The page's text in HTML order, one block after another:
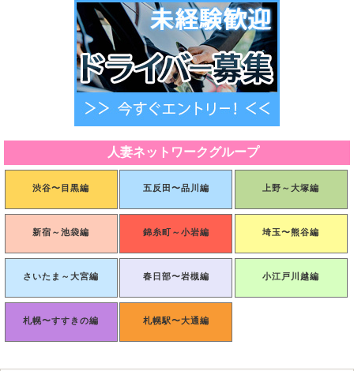
人妻ネットワークグループ
渋谷〜目黒編 五反田〜品川編 上野～大塚編
新宿～池袋編 錦糸町～小岩編 埼玉〜熊谷編
さいたま～大宮編 春日部〜岩槻編 小江戸川越編
札幌〜すすきの編 札幌駅〜大通編